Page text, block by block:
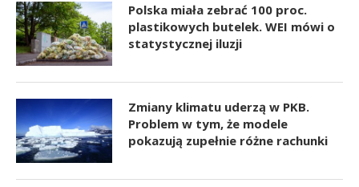
Polska miała zebrać 100 proc.
plastikowych butelek. WEI mówi o
statystycznej iluzji
Zmiany klimatu uderzą w PKB.
Problem w tym, że modele
pokazują zupełnie różne rachunki